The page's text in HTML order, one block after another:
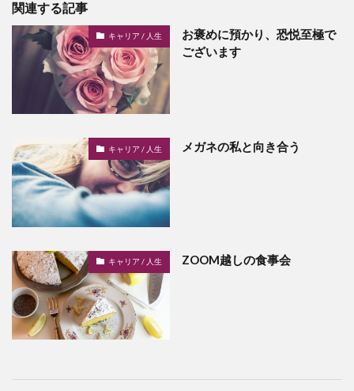
関連する記事
キャリア / 人生
お褒めに預かり、恐悦至極で
ございます
キャリア / 人生 メガネの私と向き合う
キャリア / 人生 ZOOM越しの食事会